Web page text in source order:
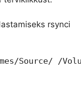
rsynci
Source/ /